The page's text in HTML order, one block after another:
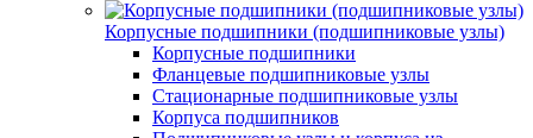
Корпусные подшипники (подшипниковые узлы)
Корпусные подшипники
Фланцевые подшипниковые узлы
Стационарные подшипниковые узлы
Корпуса подшипников